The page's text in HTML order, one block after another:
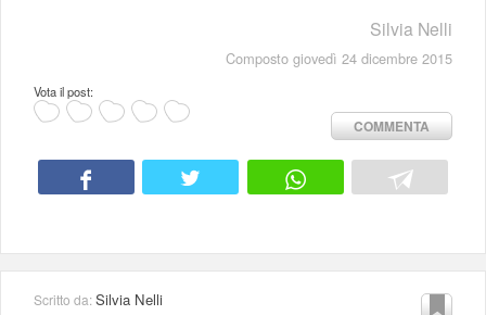
Silvia Nelli
Composto giovedì 24 dicembre 2015
Vota il post:
COMMENTA
Scritto da:Silvia Nelli